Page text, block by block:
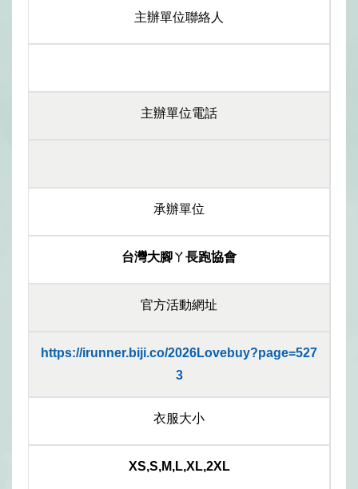
主辦單位聯絡人
主辦單位電話
承辦單位
台灣大腳ㄚ長跑協會
官方活動網址
https://irunner.biji.co/2026Lovebuy?page=527
3
衣服大小
XS,S,M,L,XL,2XL